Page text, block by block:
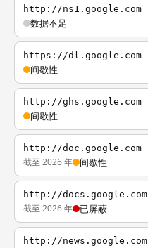
http://ns1.google.com
数据不足
https://dl.google.com
间歇性
http://ghs.google.com
间歇性
http://doc.google.com
截至 2026 年 间歇性
http://docs.google.com
截至 2026 年 已屏蔽
http://news.google.com